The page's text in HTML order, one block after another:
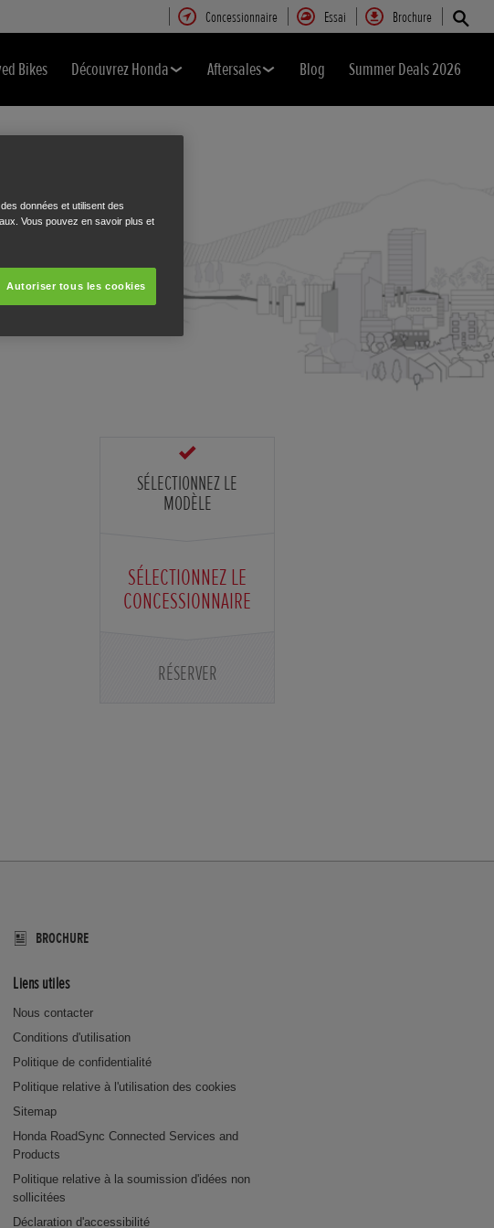
Concessionnaire Essai Brochure
Bikes Découvrez Honda Aftersales Blog Summer Deals 2026
SÉLECTIONNEZ LE
MODÈLE
SÉLECTIONNEZ LE
CONCESSIONNAIRE
RÉSERVER
BROCHURE
Liens utiles
Nous contacter
Conditions d'utilisation
Politique de confidentialité
Politique relative à l'utilisation des cookies
Sitemap
Honda RoadSync Connected Services and
Products
Politique relative à la soumission d'idées non
sollicitées
Déclaration d'accessibilité
données et utilisent des
Vous pouvez en savoir plus et
Autoriser tous les cookies